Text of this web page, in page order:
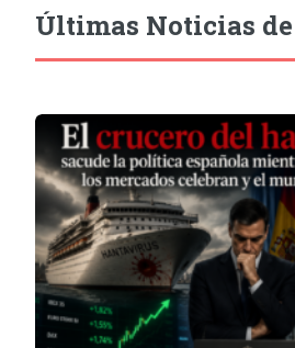
Últimas Noticias